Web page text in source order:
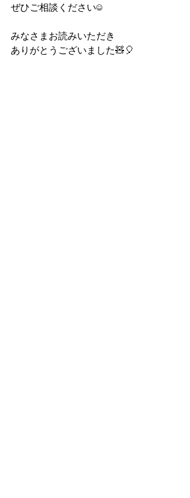
ぜひご相談ください☺️
みなさまお読みいただき
ありがとうございました🧸🎈